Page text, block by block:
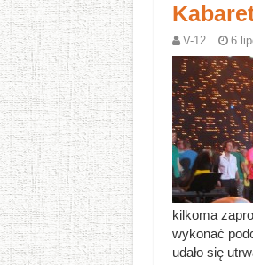
V-12 6
kilkoma
wykonać
udało się